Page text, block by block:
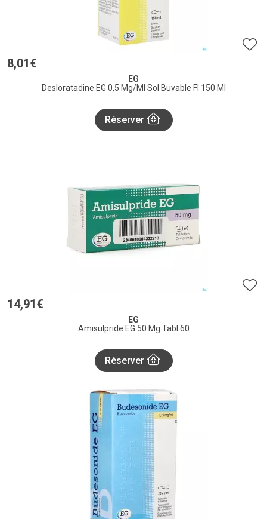
8,01 €
EG
Desloratadine EG 0,5 Mg/Ml Sol Buvable Fl 150 Ml
Réserver
14,91 €
EG
Amisulpride EG 50 Mg Tabl 60
Réserver